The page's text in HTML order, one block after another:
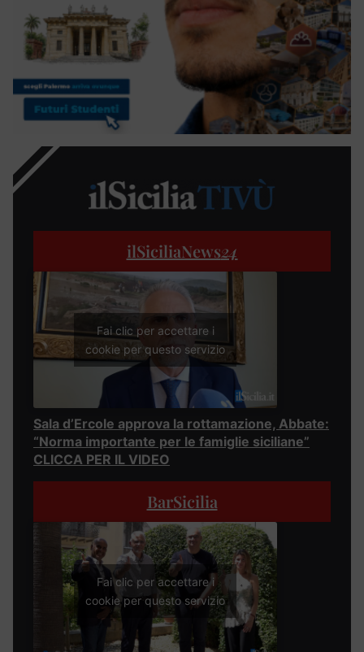
ilSiciliaNews24
Fai clic per accettare i
cookie per questo servizio
Sala d’Ercole approva la rottamazione, Abbate:
“Norma importante per le famiglie siciliane”
CLICCA PER IL VIDEO
BarSicilia
Fai clic per accettare i
cookie per questo servizio